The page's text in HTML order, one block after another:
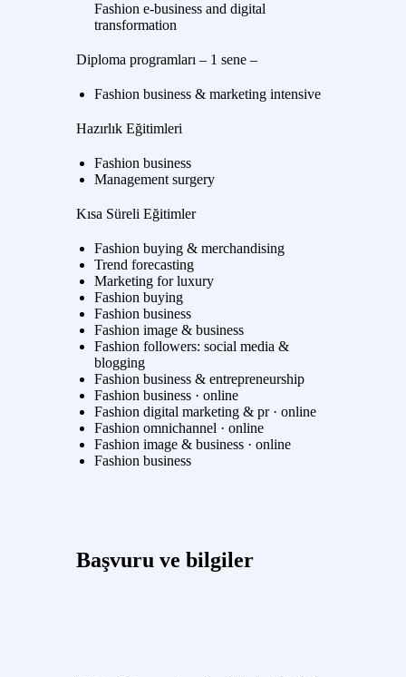
Fashion e-business and digital
transformation
Diploma programları – 1 sene –
Fashion business & marketing intensive
Hazırlık Eğitimleri
Fashion business
Management surgery
Kısa Süreli Eğitimler
Fashion buying & merchandising
Trend forecasting
Marketing for luxury
Fashion buying
Fashion business
Fashion image & business
Fashion followers: social media &
blogging
Fashion business & entrepreneurship
Fashion business · online
Fashion digital marketing & pr · online
Fashion omnichannel · online
Fashion image & business · online
Fashion business
Başvuru ve bilgiler